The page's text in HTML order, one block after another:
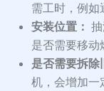
需工时，例如
安装位置：
是否需要移动
是否需要拆除
机，会增加一